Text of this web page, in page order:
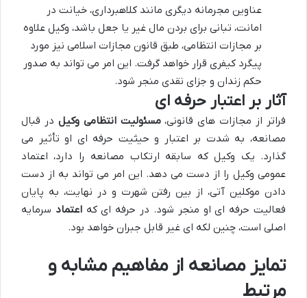
عناوین مجرمانه دیگری مانند کلاهبرداری، خیانت در
امانت، تبانی برای بردن مال غیر یا جعل باشد، وکیل علاوه
بر مجازات انتظامی، طبق قانون مجازات اسلامی نیز مورد
پیگرد کیفری قرار خواهد گرفت. این امر می تواند به صدور
حکم زندان و جزای نقدی منجر شود.
آثار بر اعتبار حرفه ای
فراتر از مجازات های قانونی،مسئولیت انتظامی وکیل در قبال
مصانعه، به شدت بر اعتبار و حیثیت حرفه ای او تأثیر می
گذارد. یک وکیل که سابقه ارتکاب مصانعه را دارد، اعتماد
عمومی وکیل را از دست می دهد. این امر می تواند به از دست
دادن موکلین آتی، از بین رفتن شهرت و در نهایت، به پایان
فعالیت حرفه ای او منجر شود. در حرفه ای کهاعتماد سرمایه
اصلی است، چنین لکه ای غیر قابل جبران خواهد بود.
تمایز مصانعه از مفاهیم مشابه و
مرتبط